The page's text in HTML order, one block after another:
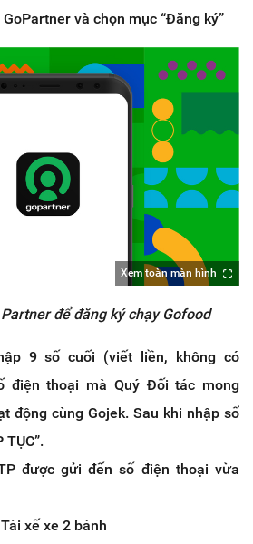
và chọn mục “Đăng ký”
Xem toàn màn hình
để đăng ký chạy Gofood
9 số cuối (viết liền, không có
điện thoại mà Quý Đối tác mong
động cùng Gojek. Sau khi nhập số
TỤC”.
được gửi đến số điện thoại vừa
xế xe 2 bánh